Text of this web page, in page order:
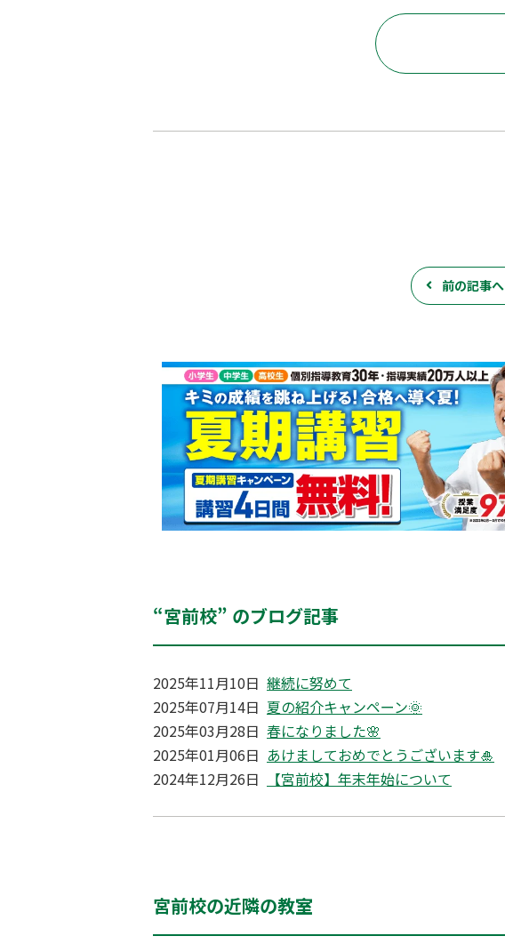
前の記事へ
“宮前校” のブログ記事
2025年11月10日 継続に努めて
2025年07月14日 夏の紹介キャンペーン🌞
2025年03月28日 春になりました🌸
2025年01月06日 あけましておめでとうございます🎍
2024年12月26日
【宮前校】年末年始について
宮前校の近隣の教室